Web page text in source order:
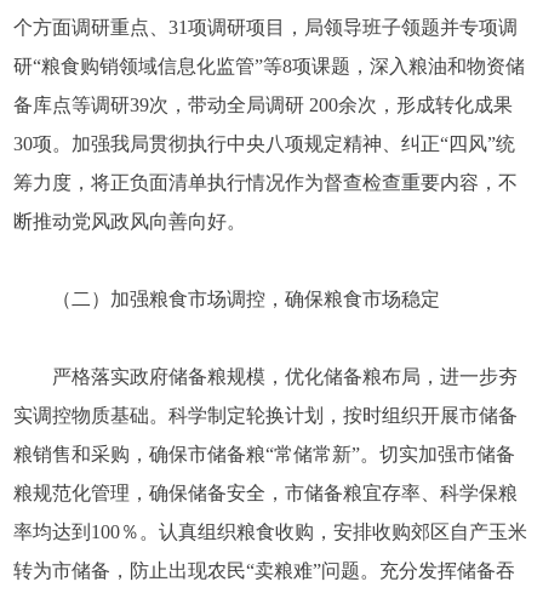
个方面调研重点、31项调研项目，局领导班子领题并专项调
研“粮食购销领域信息化监管”等8项课题，深入粮油和物资储
备库点等调研39次，带动全局调研 200余次，形成转化成果
30项。加强我局贯彻执行中央八项规定精神、纠正“四风”统
筹力度，将正负面清单执行情况作为督查检查重要内容，不
断推动党风政风向善向好。
（二）加强粮食市场调控，确保粮食市场稳定
严格落实政府储备粮规模，优化储备粮布局，进一步夯
实调控物质基础。科学制定轮换计划，按时组织开展市储备
粮销售和采购，确保市储备粮“常储常新”。切实加强市储备
粮规范化管理，确保储备安全，市储备粮宜存率、科学保粮
率均达到100％。认真组织粮食收购，安排收购郊区自产玉米
转为市储备，防止出现农民“卖粮难”问题。充分发挥储备吞